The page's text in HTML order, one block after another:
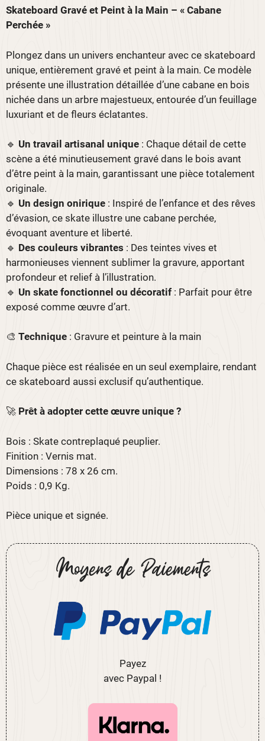
Skateboard Gravé et Peint à la Main – « Cabane
Perchée »
Plongez dans un univers enchanteur avec ce skateboard
unique, entièrement gravé et peint à la main. Ce modèle
présente une illustration détaillée d’une cabane en bois
nichée dans un arbre majestueux, entourée d’un feuillage
luxuriant et de fleurs éclatantes.
🔹 Un travail artisanal unique : Chaque détail de cette
scène a été minutieusement gravé dans le bois avant
d’être peint à la main, garantissant une pièce totalement
originale.
🔹 Un design onirique : Inspiré de l’enfance et des rêves
d’évasion, ce skate illustre une cabane perchée,
évoquant aventure et liberté.
🔹 Des couleurs vibrantes : Des teintes vives et
harmonieuses viennent sublimer la gravure, apportant
profondeur et relief à l’illustration.
🔹 Un skate fonctionnel ou décoratif : Parfait pour être
exposé comme œuvre d’art.
🎨 Technique : Gravure et peinture à la main
Chaque pièce est réalisée en un seul exemplaire, rendant
ce skateboard aussi exclusif qu’authentique.
🚀 Prêt à adopter cette œuvre unique ?
Bois : Skate contreplaqué peuplier.
Finition : Vernis mat.
Dimensions : 78 x 26 cm.
Poids : 0,9 Kg.
Pièce unique et signée.
Moyens de Paiements
Payez
avec Paypal !